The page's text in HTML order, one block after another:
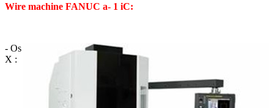
Wire machine FANUC a- 1 iC:
- Os
X :